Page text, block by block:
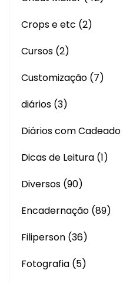
Crops e etc (2)
Cursos (2)
Customização (7)
diários (3)
Diários com Cadeado
Dicas de Leitura (1)
Diversos (90)
Encadernação (89)
Filiperson (36)
Fotografia (5)